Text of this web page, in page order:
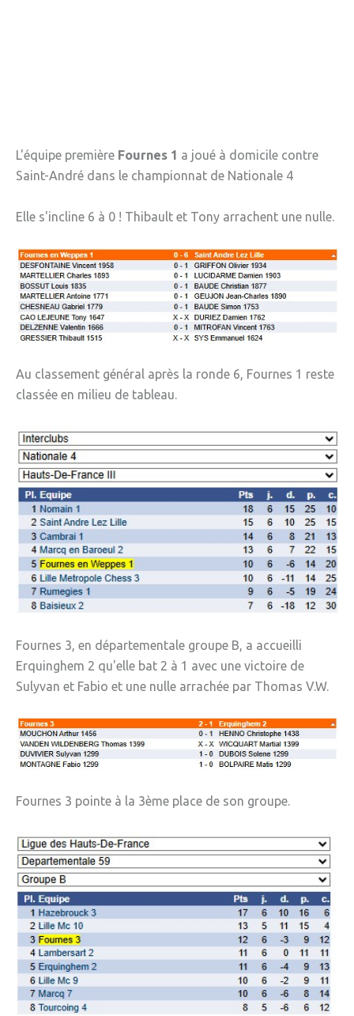
» Ecole publique du Clos d’Hespel
» APE de l'Ecole du Clos
» Ecole privée Jeanne d’Arc
» Maison des jeunes
» Mode de garde
ASSOCIATIONS
» Cercle d’Echecs
» La clé des chants
» Jpeuxpasjaichorale
» WAP - Weppes Arts Plastiques
» Wepp' Harmonie
» Mémoire
» Sports
» Club de danse
» Club de football ESW
» Club de gym "La Jeanne d'Arc"
» Club de judo
» Krav maga
» PACCAP
» Tonic gym
» Weppes natation
» Tendances Weppes
» Service à domicile
L'équipe première Fournes 1 a joué à domicile contre
Saint-André dans le championnat de Nationale 4
Elle s'incline 6 à 0 ! Thibault et Tony arrachent une nulle.
Au classement général après la ronde 6, Fournes 1 reste
classée en milieu de tableau.
Fournes 3, en départementale groupe B, a accueilli
Erquinghem 2 qu'elle bat 2 à 1 avec une victoire de
Sulyvan et Fabio et une nulle arrachée par Thomas V.W.
Fournes 3 pointe à la 3ème place de son groupe.